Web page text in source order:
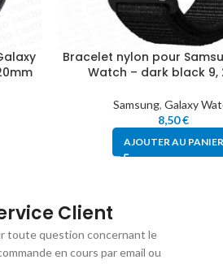
Bracelet nylon pour
Watch – dark black 9,
Samsung, Galaxy
8,50€
AJOUTER AU PANIER
Client
toute question concernant le
en cours par email ou